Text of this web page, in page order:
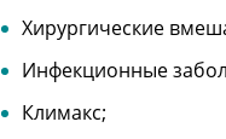
Хирургические
Инфекционные
Климакс;